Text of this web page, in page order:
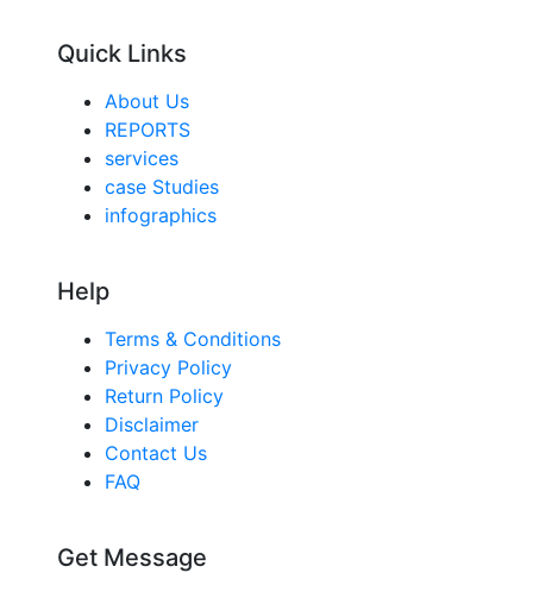
Quick Links
About Us
REPORTS
services
case Studies
infographics
Help
Terms & Conditions
Privacy Policy
Return Policy
Disclaimer
Contact Us
FAQ
Get Message